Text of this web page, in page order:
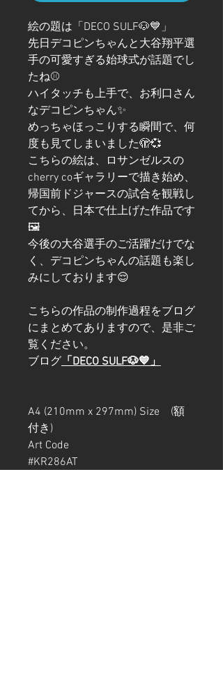
絵の題は「DECO SULF🐶💙」
先日デコピンちゃんと大谷翔平選
手の可愛すぎる始球式が話題でし
たね⚾️
ハイタッチも上手で、お利口さん
なデコピンちゃん✨
めっちゃほっこりする瞬間で、何
度も見てしまいました🫣💞
こちらの絵は、ロサンゼルスの
cherry coギャラリーで描き始め、
帰国前ドジャースの試合を観戦し
てから、日本で仕上げた作品です
🖼️
今後の大谷選手のご活躍だけでな
く、デコピンちゃんの話題も楽し
みにしております😌
こちらの作品の制作過程をブログ
にまとめてありますので、是非ご
覧ください。
ブログ 「DECO SULF🐶💙」
A4 (210mm x 297mm) Size (額
付き)
Art Code
#KR286AT